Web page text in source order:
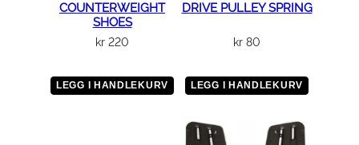
COUNTERWEIGHT
SHOES
kr 220
LEGG I HANDLEKURV
DRIVE PULLEY SPRING
kr 80
LEGG I HANDLEKURV